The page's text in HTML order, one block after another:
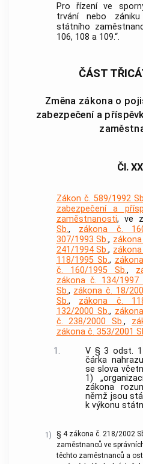
Pro řízení ve
trvání nebo
státního
106, 108 a 109.“.
ČÁST
Změna zákona o
zabezpečení a
Čl.
Zákon č. 589/1992
zabezpečení a
zaměstnanosti, ve
Sb., zákona č.
307/1993 Sb.,
241/1994 Sb.,
118/1995 Sb.,
č. 160/1995 Sb.,
zákona č. 134/1997
Sb., zákona č. 18/
Sb., zákona č.
132/2000 Sb.,
č. 238/2000 Sb.,
zákona č. 353/2001
1.
V § 3 odst.
čárka
se slova
1)
zákona
němž jsou
k výkonu
1)
§ 4 zákona č. 218/2002
zaměstnanců ve
těchto zaměstnanců a